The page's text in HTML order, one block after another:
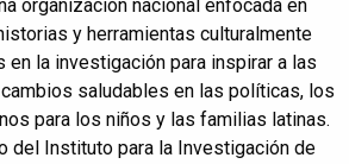
organización nacional enfocada en
y herramientas culturalmente
en la investigación para inspirar a las
saludables en las políticas, los
para los niños y las familias latinas.
del Instituto para la Investigación de